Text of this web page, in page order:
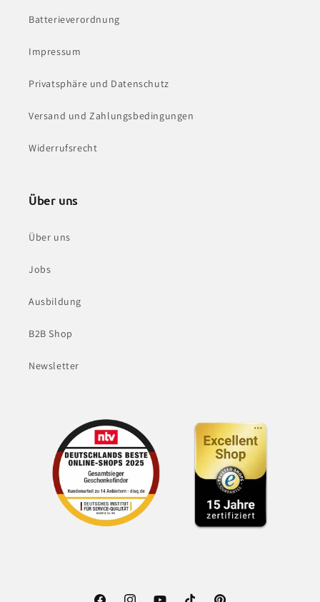
Batterieverordnung
Impressum
Privatsphäre und Datenschutz
Versand und Zahlungsbedingungen
Widerrufsrecht
Über uns
Über uns
Jobs
Ausbildung
B2B Shop
Newsletter